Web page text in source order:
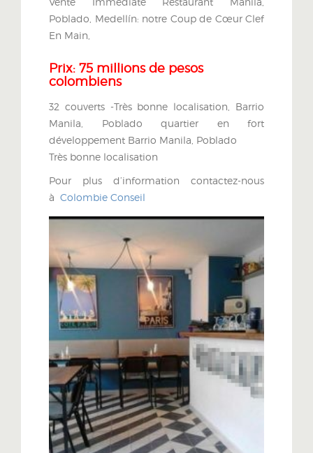
Poblado, Medellín: notre Coup de Cœur Clef
En Main
Prix: 75 millions de pesos
colombiens
32 couverts -Très bonne localisation, Barrio
Manila, Poblado quartier en fort
développement Barrio Manila, Poblado
Très bonne localisation
Pour plus d’information contactez-nous
à Colombie Conseil